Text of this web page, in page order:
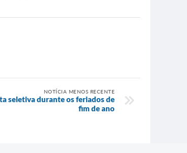
NOTÍCIA MENOS RECENTE
seletiva durante os feriados de
fim de ano